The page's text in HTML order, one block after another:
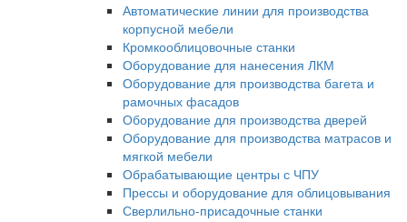
Автоматические линии для производства
корпусной мебели
Кромкооблицовочные станки
Оборудование для нанесения ЛКМ
Оборудование для производства багета и
рамочных фасадов
Оборудование для производства дверей
Оборудование для производства матрасов и
мягкой мебели
Обрабатывающие центры с ЧПУ
Прессы и оборудование для облицовывания
Сверлильно-присадочные станки